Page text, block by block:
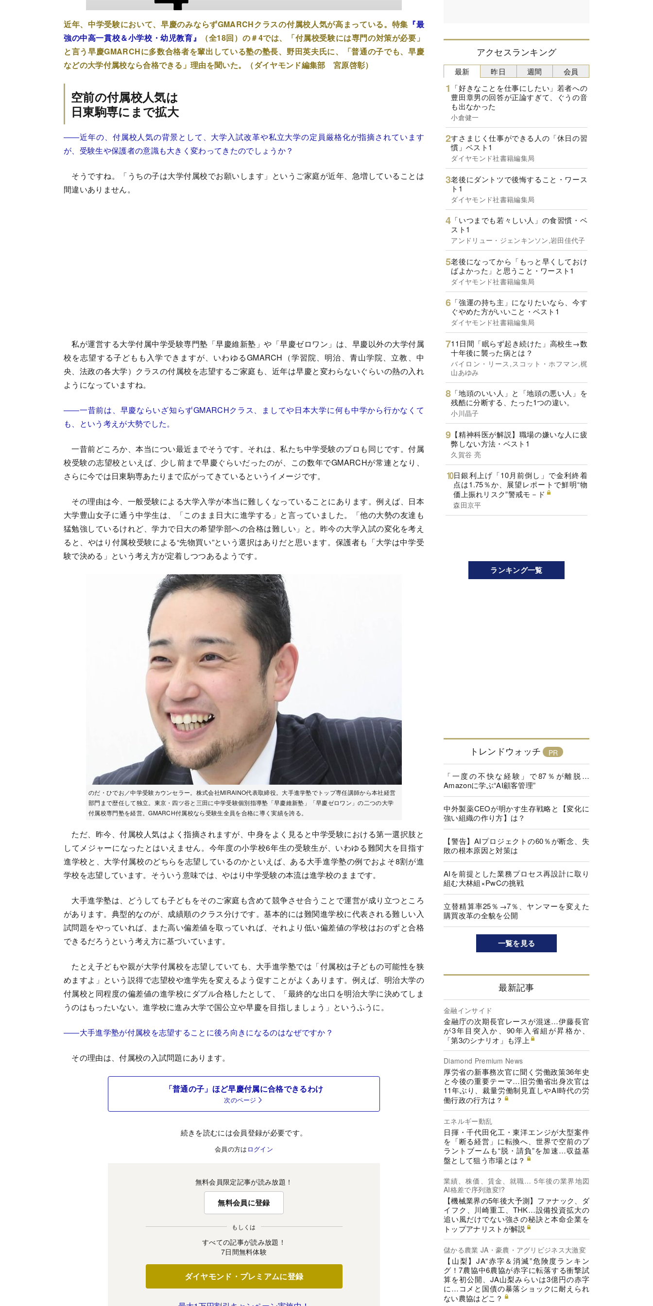
近年、中学受験において、早慶のみならずGMARCHクラスの付属校人気が高まっている。特集 『最
強の中高一貫校＆小学校・幼児教育』
（全18回）の＃4では、「付属校受験には専門の対策が必要」
と言う早慶GMARCHに多数合格者を輩出している塾の塾長、野田英夫氏に、「普通の子でも、早慶
などの大学付属校なら合格できる」理由を聞いた。（ダイヤモンド編集部 宮原啓彰）
空前の付属校人気は
日東駒専にまで拡大
――近年の、付属校人気の背景として、大学入試改革や私立大学の定員厳格化が指摘されています
が、受験生や保護者の意識も大きく変わってきたのでしょうか？
そうですね。「うちの子は大学付属校でお願いします」というご家庭が近年、急増していることは
間違いありません。
私が運営する大学付属中学受験専門塾「早慶維新塾」や「早慶ゼロワン」は、早慶以外の大学付属
校を志望する子どもも入学できますが、いわゆるGMARCH（学習院、明治、青山学院、立教、中
央、法政の各大学）クラスの付属校を志望するご家庭も、近年は早慶と変わらないぐらいの熱の入れ
ようになっていますね。
――一昔前は、早慶ならいざ知らずGMARCHクラス、ましてや日本大学に何も中学から行かなくて
も、という考えが大勢でした。
一昔前どころか、本当につい最近までそうです。それは、私たち中学受験のプロも同じです。付属
校受験の志望校といえば、少し前まで早慶ぐらいだったのが、この数年でGMARCHが常連となり、
さらに今では日東駒専あたりまで広がってきているというイメージです。
その理由は今、一般受験による大学入学が本当に難しくなっていることにあります。例えば、日本
大学豊山女子に通う中学生は、「このまま日大に進学する」と言っていました。「他の大勢の友達も
猛勉強しているけれど、学力で日大の希望学部への合格は難しい」と。昨今の大学入試の変化を考え
ると、やはり付属校受験による“先物買い”という選択はありだと思います。保護者も「大学は中学受
験で決める」という考え方が定着しつつあるようです。
のだ・ひでお／中学受験カウンセラー。株式会社MIRAINO代表取締役。大手進学塾でトップ専任講師から本社経営
部門まで歴任して独立。東京・四ツ谷と三田に中学受験個別指導塾「早慶維新塾」「早慶ゼロワン」の二つの大学
付属校専門塾を経営。GMARCH付属校なら受験生全員を合格に導く実績を誇る。
ただ、昨今、付属校人気はよく指摘されますが、中身をよく見ると中学受験における第一選択肢と
してメジャーになったとはいえません。今年度の小学校6年生の受験生が、いわゆる難関大を目指す
進学校と、大学付属校のどちらを志望しているのかといえば、ある大手進学塾の例でおよそ8割が進
学校を志望しています。そういう意味では、やはり中学受験の本流は進学校のままです。
大手進学塾は、どうしても子どもをそのご家庭も含めて競争させ合うことで運営が成り立つところ
があります。典型的なのが、成績順のクラス分けです。基本的には難関進学校に代表される難しい入
試問題をやっていれば、また高い偏差値を取っていれば、それより低い偏差値の学校はおのずと合格
できるだろうという考え方に基づいています。
たとえ子どもや親が大学付属校を志望していても、大手進学塾では「付属校は子どもの可能性を狭
めますよ」という説得で志望校や進学先を変えるよう促すことがよくあります。例えば、明治大学の
付属校と同程度の偏差値の進学校にダブル合格したとして、「最終的な出口を明治大学に決めてしま
うのはもったいない。進学校に進み大学で国公立や早慶を目指しましょう」というふうに。
――大手進学塾が付属校を志望することに後ろ向きになるのはなぜですか？
その理由は、付属校の入試問題にあります。
「普通の子」ほど早慶付属に合格できるわけ
次のページ
続きを読むには会員登録が必要です。
会員の方は ログイン
無料会員限定記事が読み放題！
無料会員に登録
もしくは
すべての記事が読み放題！
7日間無料体験
ダイヤモンド・プレミアムに登録
アクセスランキング
最新
「好きなことを仕事にしたい」若者への
豊田章男の回答が正論すぎて、ぐうの音
も出なかった
小倉健一
すさまじく仕事ができる人の「休日の習
慣」ベスト1
ダイヤモンド社書籍編集局
老後にダントツで後悔すること・ワース
ト1
ダイヤモンド社書籍編集局
「いつまでも若々しい人」の食習慣・ベ
スト1
アンドリュー・ジェンキンソン,岩田佳代子
老後になってから「もっと早くしておけ
ばよかった」と思うこと・ワースト1
ダイヤモンド社書籍編集局
「強運の持ち主」になりたいなら、今す
ぐやめた方がいいこと・ベスト1
ダイヤモンド社書籍編集局
11日間「眠らず起き続けた」高校生→数
十年後に襲った病とは？
バイロン・リース,スコット・ホフマン,梶
山あゆみ
「地頭のいい人」と「地頭の悪い人」を
残酷に分断する、たった1つの違い。
小川晶子
【精神科医が解説】職場の嫌いな人に疲
弊しない方法・ベスト1
久賀谷 亮
日銀利上げ「10月前倒し」で金利終着
点は1.75％か、展望レポートで鮮明“物
価上振れリスク”警戒モ－ド
森田京平
昨日 週間 会員
ランキング一覧
トレンドウォッチ
「一度の不快な経験」で87％が離脱…
Amazonに学ぶ“AI顧客管理”
中外製薬CEOが明かす生存戦略と【変化に
強い組織の作り方】は？
【警告】AIプロジェクトの60％が断念、失
敗の根本原因と対策は
AIを前提とした業務プロセス再設計に取り
組む大林組×PwCの挑戦
立替精算率25％→7％、ヤンマーを変えた
購買改革の全貌を公開
一覧を見る
最新記事
金融インサイド
金融庁の次期長官レースが混迷…伊藤長官
が3年目突入か、90年入省組が昇格か、
「第3のシナリオ」も浮上
Diamond Premium News
厚労省の新事務次官に聞く労働政策36年史
と今後の重要テーマ…旧労働省出身次官は
11年ぶり、裁量労働制見直しやAI時代の労
働行政の行方は？
エネルギー動乱
日揮・千代田化工・東洋エンジが大型案件
を「断る経営」に転換へ、世界で空前のプ
ラントブームも“脱・請負”を加速…収益基
盤として狙う市場とは？
業績、株価、賃金、就職… 5年後の業界地図
AI格差で序列激変!?
【機械業界の5年後大予測】ファナック、ダ
イフク、川崎重工、THK…設備投資拡大の
追い風だけでない強さの秘訣と本命企業を
トップアナリストが解説
儲かる農業 JA・豪農・アグリビジネス大激変
【山梨】JA“赤字＆消滅”危険度ランキン
グ！7農協中6農協が赤字に転落する衝撃試
算を初公開、JA山梨みらいは3億円の赤字
に…コメと国債の暴落ショックに耐えられ
ない農協はどこ？